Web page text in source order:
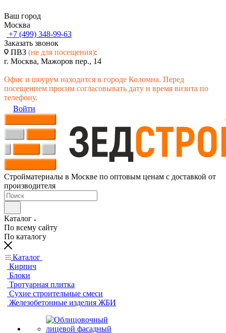
Ваш город
Москва
+7 (499) 348-99-63
Заказать звонок
ПВЗ (не для посещения):
г. Москва, Мажоров пер., 14
Офис и шоурум находится в городе Коломна. Перед
посещением просим согласовывать дату и время визита по
телефону.
Войти
Стройматериалы в Москве по оптовым ценам с доставкой от
производителя
Каталог
По всему сайту
По каталогу
Каталог
Кирпич
Блоки
Тротуарная плитка
Сухие строительные смеси
Железобетонные изделия ЖБИ